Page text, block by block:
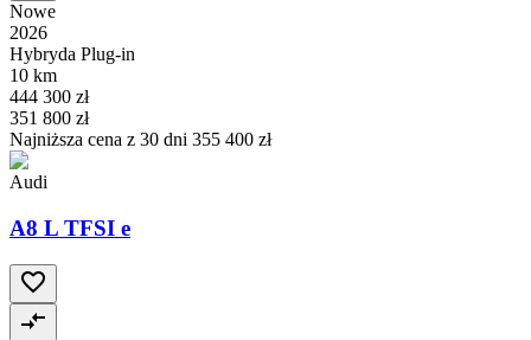
Nowe
2026
Hybryda Plug-in
10 km
444 300 zł
351 800 zł
Najniższa cena z 30 dni 355 400 zł
Audi
A8 L TFSI e